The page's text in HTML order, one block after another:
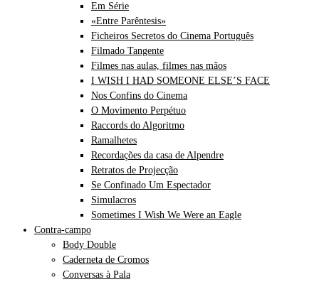
Em Série
«Entre Parêntesis»
Ficheiros Secretos do Cinema Português
Filmado Tangente
Filmes nas aulas, filmes nas mãos
I WISH I HAD SOMEONE ELSE’S FACE
Nos Confins do Cinema
O Movimento Perpétuo
Raccords do Algoritmo
Ramalhetes
Recordações da casa de Alpendre
Retratos de Projecção
Se Confinado Um Espectador
Simulacros
Sometimes I Wish We Were an Eagle
Contra-campo
Body Double
Caderneta de Cromos
Conversas à Pala